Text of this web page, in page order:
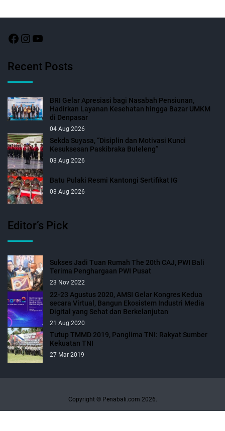
Recent Posts
BRI Gelar Apresiasi bagi Nasabah Pensiunan,
Hadirkan Layanan Kesehatan hingga Bazar UMKM
di Denpasar
04 Aug 2026
Sekda Suyasa, “Disiplin dan Motivasi Kunci
Kesuksesan Paskibraka Buleleng”
03 Aug 2026
Batu Pulaki Resmi Kantongi Sertifikat IG
03 Aug 2026
Editor’s Pick
Sukses Jadi Tuan Rumah The 20th CAJ, PWI Bali
Terima Penghargaan PWI Pusat
23 Nov 2022
22-23 Agustus 2020, AMSI Gelar Kongres Kedua
secara Virtual, Bangun Ekosistem Industri Media
Digital yang Sehat dan Berkelanjutan
21 Aug 2020
Tutup TMMD 2019, Panglima TNI: Rakyat Sumber
Kekuatan TNI
27 Mar 2019
Copyright © Penabali.com 2026.